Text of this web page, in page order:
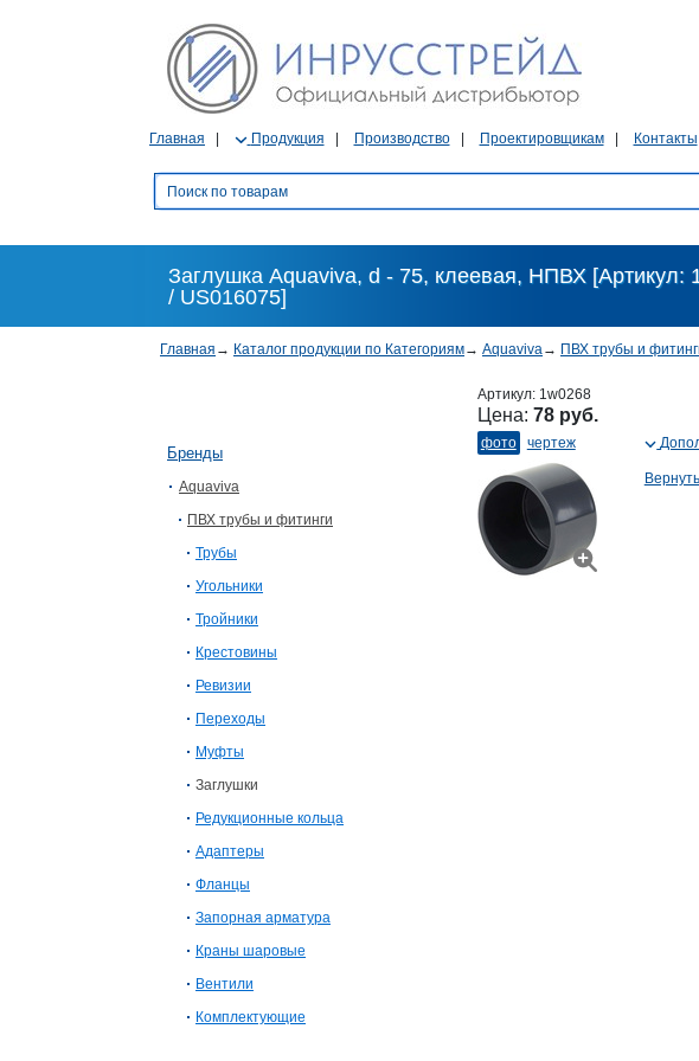
Главная Продукция Производство Проектировщикам Контакты
Заглушка Aquaviva, d - 75, клеевая, НПВХ [Артикул:
/ US016075]
Главная → Каталог продукции по Категориям→ Aquaviva→ ПВХ трубы и
Бренды
Aquaviva
ПВХ трубы и фитинги
Трубы
Угольники
Тройники
Крестовины
Ревизии
Переходы
Муфты
Заглушки
Редукционные кольца
Адаптеры
Фланцы
Запорная арматура
Краны шаровые
Вентили
Комплектующие
Артикул: 1w0268
Цена: 78 руб.
фото чертеж